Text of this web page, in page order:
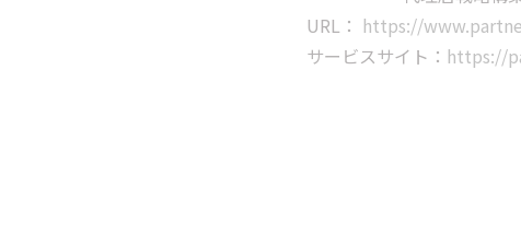
URL： https://
サービスサイト： https://